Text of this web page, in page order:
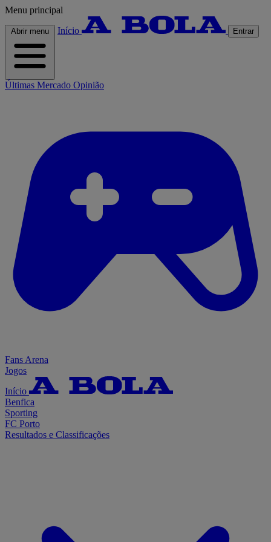
Menu principal
Abrir menu Início Entrar
Últimas Mercado Opinião
Fans Arena
Jogos
Início
Benfica
Sporting
FC Porto
Resultados e Classificações